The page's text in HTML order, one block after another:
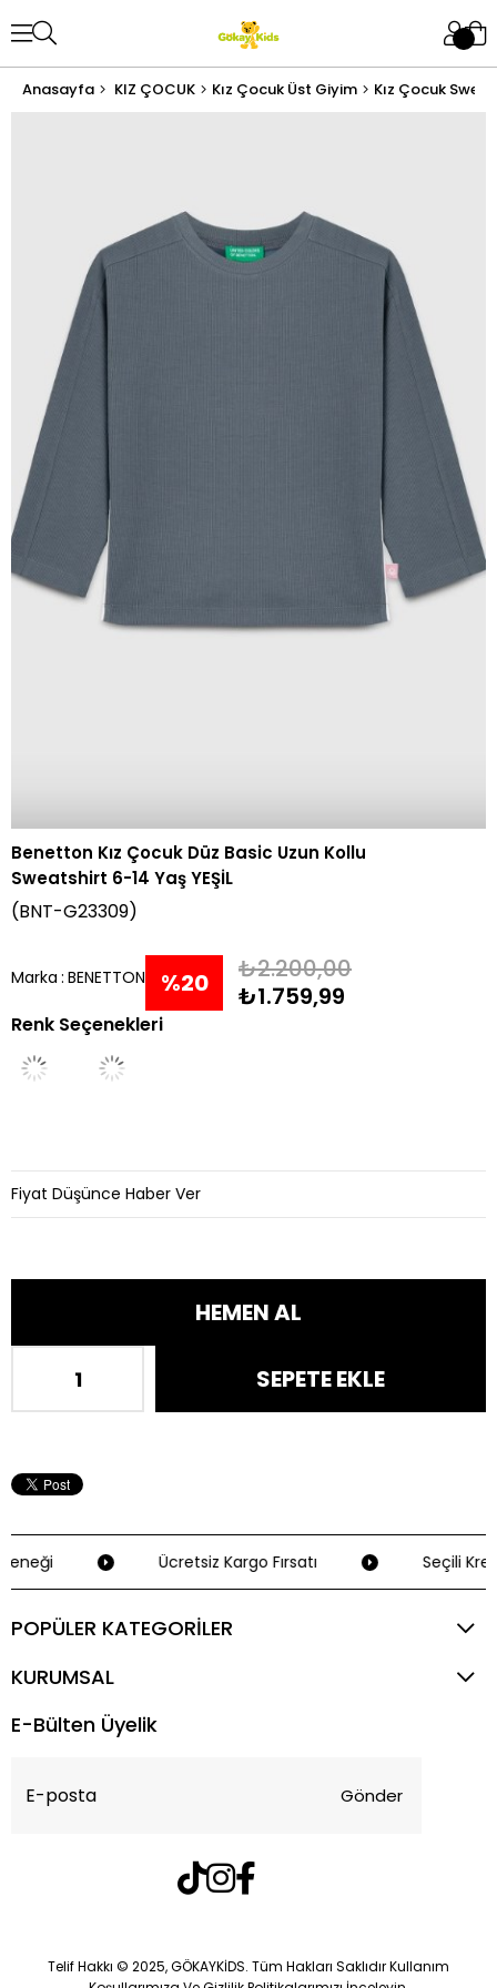
Anasayfa KIZ ÇOCUK Kız Çocuk Üst Giyim Kız Çocuk
Benetton Kız Çocuk Düz Basic Uzun Kollu
Sweatshirt 6-14 Yaş YEŞİL
(BNT-G23309)
Marka : BENETTON %20
İndirim
₺2.200,00
₺1.759,99
Renk Seçenekleri
Fiyat Düşünce Haber Ver
Ücretsiz Kargo Fırsatı Seçili
POPÜLER KATEGORİLER
KURUMSAL
E-Bülten Üyelik
Gönder
Telif Hakkı © 2025, GÖKAYKİDS. Tüm Hakları Saklıdır Kullanım